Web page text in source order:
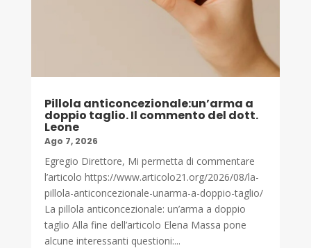
Pillola anticoncezionale:un’arma a
doppio taglio. Il commento del dott.
Leone
Ago 7, 2026
Egregio Direttore, Mi permetta di commentare
l’articolo https://www.articolo21.org/2026/08/la-
pillola-anticoncezionale-unarma-a-doppio-taglio/
La pillola anticoncezionale: un’arma a doppio
taglio Alla fine dell’articolo Elena Massa pone
alcune interessanti questioni:...